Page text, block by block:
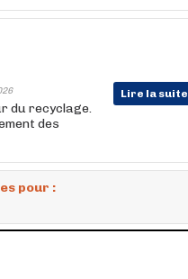
Lire la suite
du recyclage.
des
pour :